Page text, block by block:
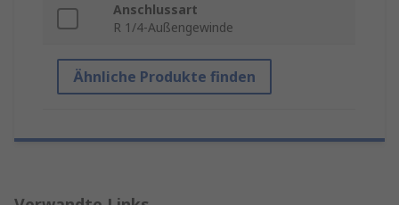
Anschlussart
R 1/4-Außengewinde
Ähnliche Produkte finden